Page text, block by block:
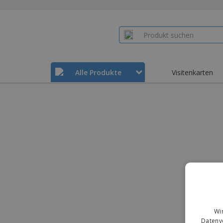
Alle Produkte Visitenkarten